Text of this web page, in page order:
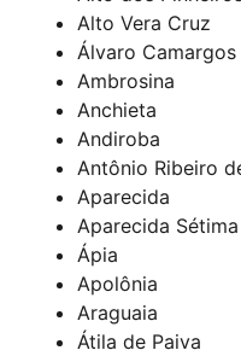
Alto Vera Cruz
Álvaro Camargos
Ambrosina
Anchieta
Andiroba
Antônio Ribeiro
Aparecida
Aparecida
Ápia
Apolônia
Araguaia
Átila de Paiva